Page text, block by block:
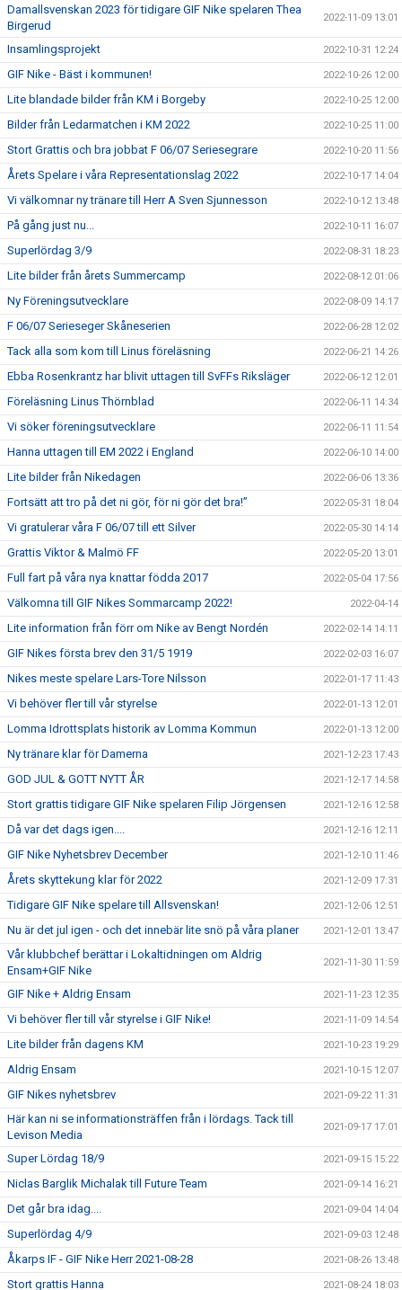
Damallsvenskan 2023 för tidigare GIF Nike spelaren Thea
Birgerud
2022-11-09 13:01
Insamlingsprojekt 2022-10-31 12:24
GIF Nike - Bäst i kommunen! 2022-10-26 12:00
Lite blandade bilder från KM i Borgeby 2022-10-25 12:00
Bilder från Ledarmatchen i KM 2022 2022-10-25 11:00
Stort Grattis och bra jobbat F 06/07 Seriesegrare 2022-10-20 11:56
Årets Spelare i våra Representationslag 2022 2022-10-17 14:04
Vi välkomnar ny tränare till Herr A Sven Sjunnesson 2022-10-12 13:48
På gång just nu... 2022-10-11 16:07
Superlördag 3/9 2022-08-31 18:23
Lite bilder från årets Summercamp 2022-08-12 01:06
Ny Föreningsutvecklare 2022-08-09 14:17
F 06/07 Serieseger Skåneserien 2022-06-28 12:02
Tack alla som kom till Linus föreläsning 2022-06-21 14:26
Ebba Rosenkrantz har blivit uttagen till SvFFs Riksläger 2022-06-12 12:01
Föreläsning Linus Thörnblad 2022-06-11 14:34
Vi söker föreningsutvecklare 2022-06-11 11:54
Hanna uttagen till EM 2022 i England 2022-06-10 14:00
Lite bilder från Nikedagen 2022-06-06 13:36
Fortsätt att tro på det ni gör, för ni gör det bra!” 2022-05-31 18:04
Vi gratulerar våra F 06/07 till ett Silver 2022-05-30 14:14
Grattis Viktor & Malmö FF 2022-05-20 13:01
Full fart på våra nya knattar födda 2017 2022-05-04 17:56
Välkomna till GIF Nikes Sommarcamp 2022! 2022-04-14
Lite information från förr om Nike av Bengt Nordén 2022-02-14 14:11
GIF Nikes första brev den 31/5 1919 2022-02-03 16:07
Nikes meste spelare Lars-Tore Nilsson 2022-01-17 11:43
Vi behöver fler till vår styrelse 2022-01-13 12:01
Lomma Idrottsplats historik av Lomma Kommun 2022-01-13 12:00
Ny tränare klar för Damerna 2021-12-23 17:43
GOD JUL & GOTT NYTT ÅR 2021-12-17 14:58
Stort grattis tidigare GIF Nike spelaren Filip Jörgensen 2021-12-16 12:58
Då var det dags igen.... 2021-12-16 12:11
GIF Nike Nyhetsbrev December 2021-12-10 11:46
Årets skyttekung klar för 2022 2021-12-09 17:31
Tidigare GIF Nike spelare till Allsvenskan! 2021-12-06 12:51
Nu är det jul igen - och det innebär lite snö på våra planer 2021-12-01 13:47
Vår klubbchef berättar i Lokaltidningen om Aldrig
Ensam+GIF Nike
2021-11-30 11:59
GIF Nike + Aldrig Ensam 2021-11-23 12:35
Vi behöver fler till vår styrelse i GIF Nike! 2021-11-09 14:54
Lite bilder från dagens KM 2021-10-23 19:29
Aldrig Ensam 2021-10-15 12:07
GIF Nikes nyhetsbrev 2021-09-22 11:31
Här kan ni se informationsträffen från i lördags. Tack till
Levison Media
2021-09-17 17:01
Super Lördag 18/9 2021-09-15 15:22
Niclas Barglik Michalak till Future Team 2021-09-14 16:21
Det går bra idag.... 2021-09-04 14:04
Superlördag 4/9 2021-09-03 12:48
Åkarps IF - GIF Nike Herr 2021-08-28 2021-08-26 13:48
Stort grattis Hanna 2021-08-24 18:03